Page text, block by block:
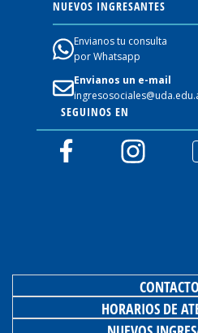
NUEVOS INGRESANTES
Envianos tu consulta
por Whatsapp
Envianos un e-mail
SEGUINOS EN
CONTACTO
HORARIOS DE